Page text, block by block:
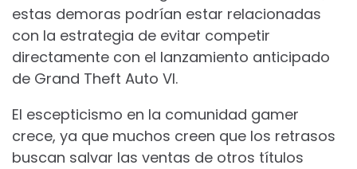
estas demoras podrían estar relacionadas
con la estrategia de evitar competir
directamente con el lanzamiento anticipado
de Grand Theft Auto VI.
El escepticismo en la comunidad gamer
crece, ya que muchos creen que los retrasos
buscan salvar las ventas de otros títulos